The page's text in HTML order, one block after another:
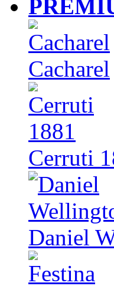
Cacharel
Cerruti
Daniel